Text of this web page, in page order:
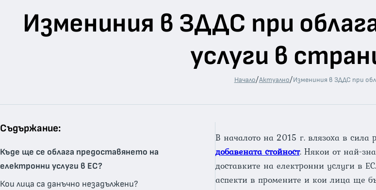
Измениния в ЗДДС при
услуги в
Начало/Актуално/
Съдържание:
Къде ще се облага предоставянето на
електронни услуги в ЕС?
Кои лица са данъчно незадължени?
В началото на 2015 г. влязоха в
добавената стойност. Някои от най-
доставките на електронни услуги в
аспекти в промените и кои лица ще